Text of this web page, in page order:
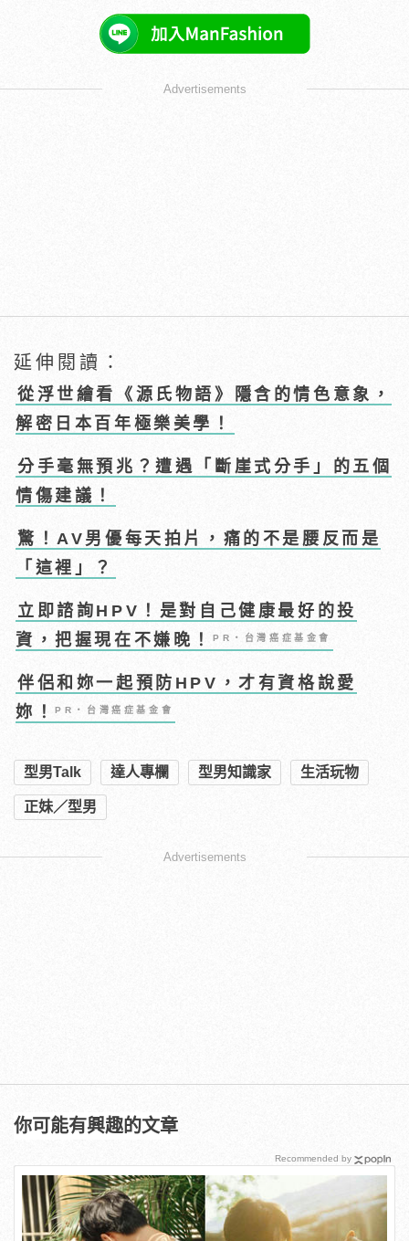
Advertisements
延伸閱讀：
從浮世繪看《源氏物語》隱含的情色意象，
解密日本百年極樂美學！
分手毫無預兆？遭遇「斷崖式分手」的五個
情傷建議！
驚！AV男優每天拍片，痛的不是腰反而是
「這裡」？
立即諮詢HPV！是對自己健康最好的投
資，把握現在不嫌晚！PR・台灣癌症基金會
伴侶和妳一起預防HPV，才有資格說愛
妳！PR・台灣癌症基金會
型男Talk 達人專欄 型男知識家 生活玩物
正妹／型男
Advertisements
你可能有興趣的文章
Recommended by